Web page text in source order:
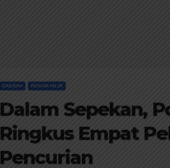
DAERAH ROKAN HILIR
Dalam Sepekan,
Ringkus Empat
Pencurian